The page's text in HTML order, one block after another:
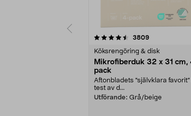
3809recensioner
Köksrengöring & disk
Mikrofiberduk 32 x 31 cm,
pack
Aftonbladets "självklara favorit”
test av d...
Utförande: Grå/beige
4.0av 5 stjärnor